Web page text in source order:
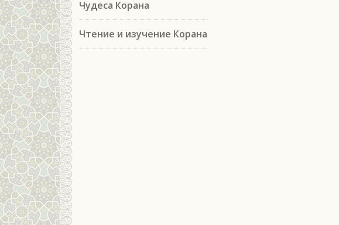
Чудеса Корана
Чтение и изучение Корана